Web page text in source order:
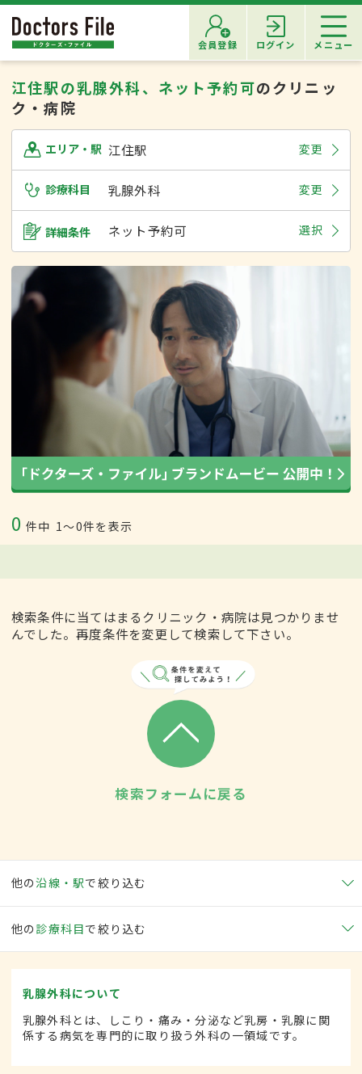
会員登録 ログイン メニュー
江住駅の乳腺外科、ネット予約可のクリニッ
ク・病院
エリア・駅 江住駅 変更
診療科目 乳腺外科 変更
詳細条件 ネット予約可 選択
0 件中 1〜0件を表示
検索条件に当てはまるクリニック・病院は見つかりませ
んでした。再度条件を変更して検索して下さい。
検索フォームに戻る
他の沿線・駅で絞り込む
他の 診療科目で絞り込む
乳腺外科について
乳腺外科とは、しこり・痛み・分泌など乳房・乳腺に関
係する病気を専門的に取り扱う外科の一領域です。